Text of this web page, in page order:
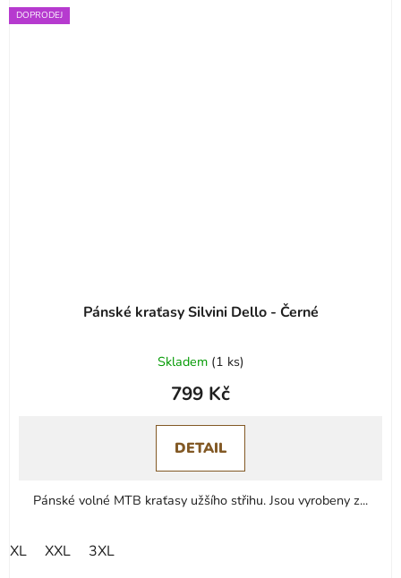
DOPRODEJ
Pánské kraťasy Silvini Dello - Černé
Skladem (1 ks)
799 Kč
DETAIL
Pánské volné MTB kraťasy užšího střihu. Jsou vyrobeny z...
XL XXL 3XL